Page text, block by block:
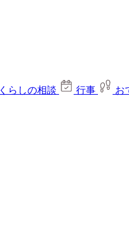
くらしの相談 行事 お